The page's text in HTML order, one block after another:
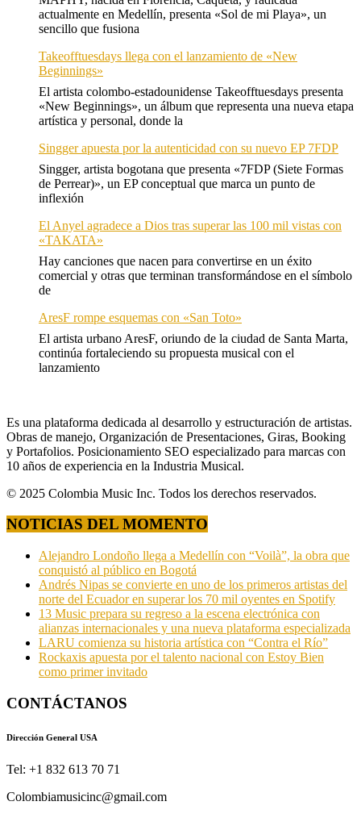
actualmente en Medellín, presenta «Sol de mi Playa», un
sencillo que fusiona
Takeofftuesdays llega con el lanzamiento de «New
Beginnings»
El artista colombo-estadounidense Takeofftuesdays presenta
«New Beginnings», un álbum que representa una nueva etapa
artística y personal, donde la
Singger apuesta por la autenticidad con su nuevo EP 7FDP
Singger, artista bogotana que presenta «7FDP (Siete Formas
de Perrear)», un EP conceptual que marca un punto de
inflexión
El Anyel agradece a Dios tras superar las 100 mil vistas con
«TAKATA»
Hay canciones que nacen para convertirse en un éxito
comercial y otras que terminan transformándose en el símbolo
de
AresF rompe esquemas con «San Toto»
El artista urbano AresF, oriundo de la ciudad de Santa Marta,
continúa fortaleciendo su propuesta musical con el
lanzamiento
Es una plataforma dedicada al desarrollo y estructuración de artistas.
Obras de manejo, Organización de Presentaciones, Giras, Booking
y Portafolios. Posicionamiento SEO especializado para marcas con
10 años de experiencia en la Industria Musical.
© 2025 Colombia Music Inc. Todos los derechos reservados.
NOTICIAS DEL MOMENTO
Alejandro Londoño llega a Medellín con “Voilà”, la obra que
conquistó al público en Bogotá
Andrés Nipas se convierte en uno de los primeros artistas del
norte del Ecuador en superar los 70 mil oyentes en Spotify
13 Music prepara su regreso a la escena electrónica con
alianzas internacionales y una nueva plataforma especializada
LARU comienza su historia artística con “Contra el Río”
Rockaxis apuesta por el talento nacional con Estoy Bien
como primer invitado
CONTÁCTANOS
Dirección General USA
Tel: +1 832 613 70 71
Colombiamusicinc@gmail.com